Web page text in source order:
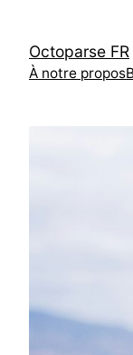
Octoparse FR
À notre propos